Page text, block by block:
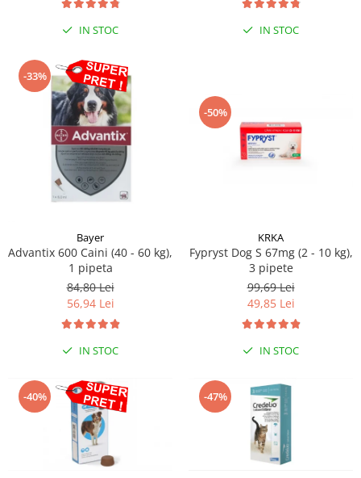
IN STOC IN STOC
-33%
Bayer
Advantix 600 Caini (40 - 60 kg),
1 pipeta
84,80 Lei
56,94 Lei
IN STOC
-50%
KRKA
Fypryst Dog S 67mg (2 - 10 kg),
3 pipete
99,69 Lei
49,85 Lei
IN STOC
-40% -47%